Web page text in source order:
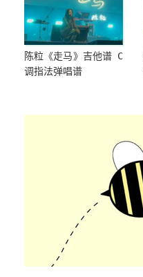
陈粒《走马》吉他谱 C
调指法弹唱谱